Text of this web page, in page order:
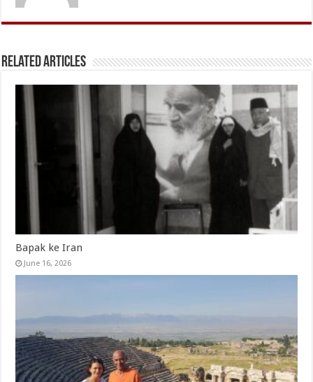
Related Articles
Bapak ke Iran
June 16, 2026